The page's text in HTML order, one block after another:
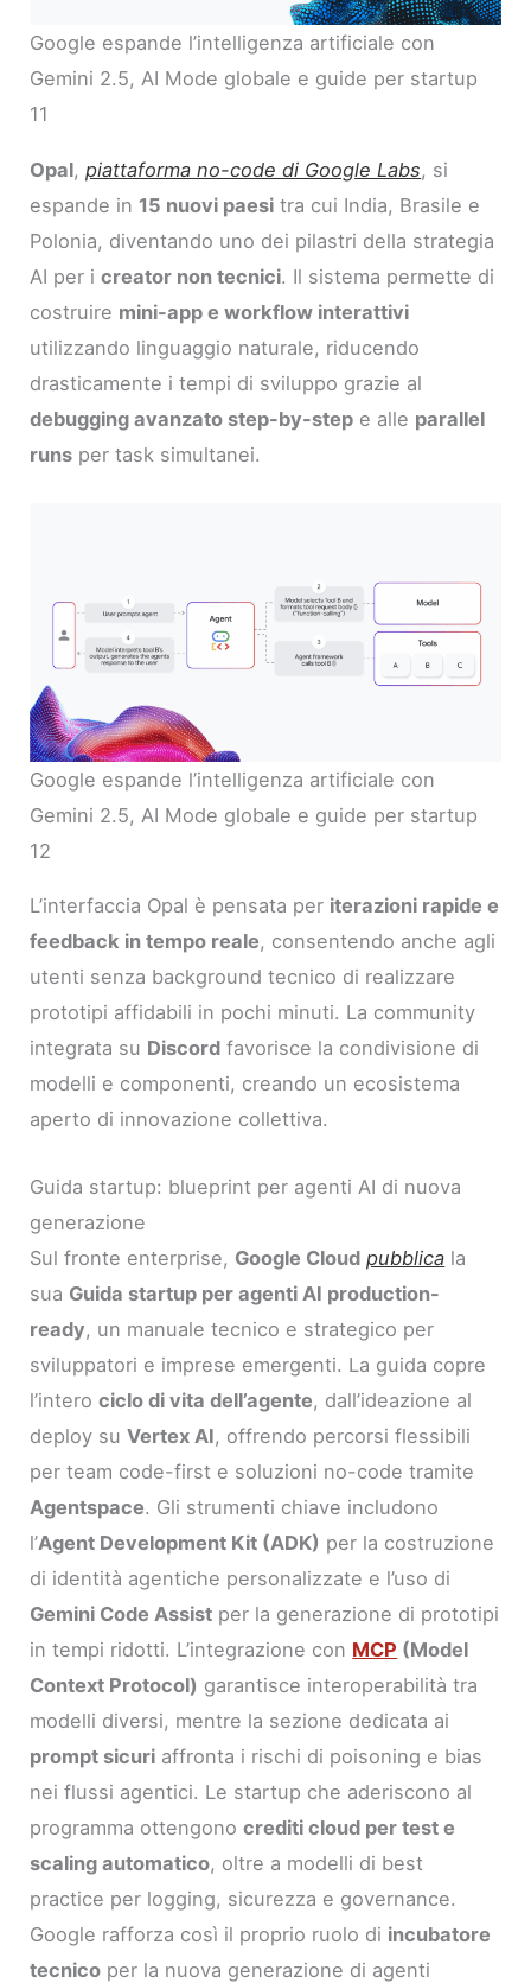
Google espande l’intelligenza artificiale con
Gemini 2.5, AI Mode globale e guide per startup
11
Opal,piattaforma no-code di Google Labs, si
espande in 15 nuovi paesi tra cui India, Brasile e
Polonia, diventando uno dei pilastri della strategia
AI per icreator non tecnici. Il sistema permette di
costruire mini-app e workflow interattivi
utilizzando linguaggio naturale, riducendo
drasticamente i tempi di sviluppo grazie al
debugging avanzato step-by-step e alle parallel
runs per task simultanei.
Google espande l’intelligenza artificiale con
Gemini 2.5, AI Mode globale e guide per startup
12
L’interfaccia Opal è pensata per iterazioni rapide e
feedback in tempo reale, consentendo anche agli
utenti senza background tecnico di realizzare
prototipi affidabili in pochi minuti. La community
integrata su Discord favorisce la condivisione di
modelli e componenti, creando un ecosistema
aperto di innovazione collettiva.
Guida startup: blueprint per agenti AI di nuova
generazione
Sul fronte enterprise, Google Cloud pubblica la
sua Guida startup per agenti AI production-
ready, un manuale tecnico e strategico per
sviluppatori e imprese emergenti. La guida copre
l’interociclo di vita dell’agente, dall’ideazione al
deploy suVertex AI, offrendo percorsi flessibili
per team code-first e soluzioni no-code tramite
Agentspace. Gli strumenti chiave includono
l’Agent Development Kit (ADK) per la costruzione
di identità agentiche personalizzate e l’uso di
Gemini Code Assist per la generazione di prototipi
in tempi ridotti. L’integrazione con MCP (Model
Context Protocol) garantisce interoperabilità tra
modelli diversi, mentre la sezione dedicata ai
prompt sicuri affronta i rischi di poisoning e bias
nei flussi agentici. Le startup che aderiscono al
programma ottengonocrediti cloud per test e
scaling automatico, oltre a modelli di best
practice per logging, sicurezza e governance.
Google rafforza così il proprio ruolo di incubatore
tecnico per la nuova generazione di agenti